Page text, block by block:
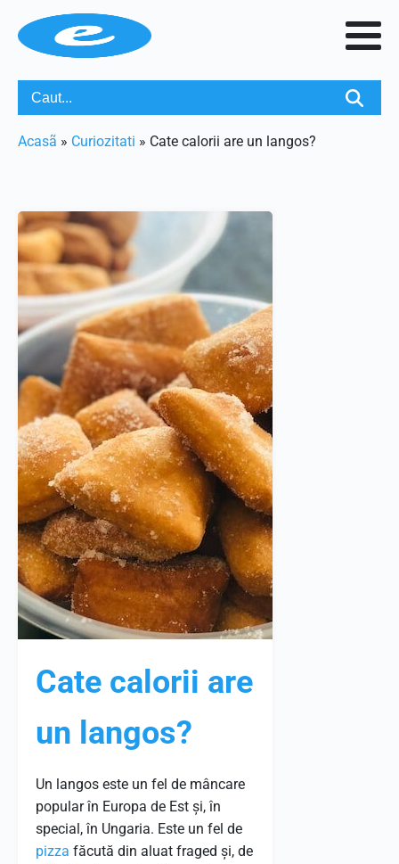
Acasã » Curiozitati » Cate calorii are un langos?
Cate calorii are
un langos?
Un langos este un fel de mâncare
popular în Europa de Est și, în
special, în Ungaria. Este un fel de
pizza făcută din aluat fraged și, de